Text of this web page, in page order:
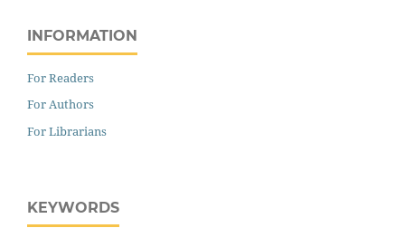
INFORMATION
For Readers
For Authors
For Librarians
KEYWORDS